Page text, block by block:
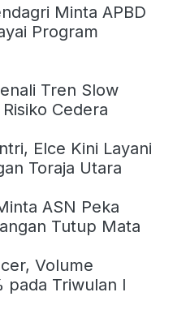
Minta APBD
Program
Tren Slow
Cedera
Elce Kini Layani
Toraja Utara
ASN Peka
Tutup Mata
Volume
pada Triwulan I